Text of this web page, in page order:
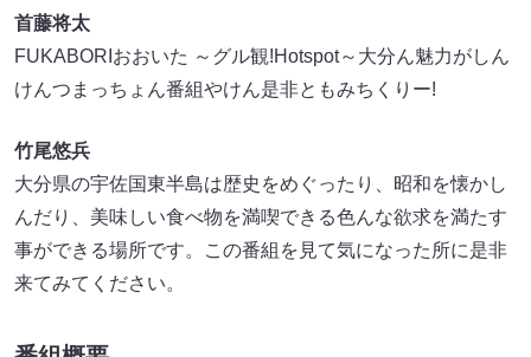
首藤将太
FUKABORIおおいた ～グル観!Hotspot～大分ん魅力がしん
けんつまっちょん番組やけん是非ともみちくりー!
竹尾悠兵
大分県の宇佐国東半島は歴史をめぐったり、昭和を懐かし
んだり、美味しい食べ物を満喫できる色んな欲求を満たす
事ができる場所です。この番組を見て気になった所に是非
来てみてください。